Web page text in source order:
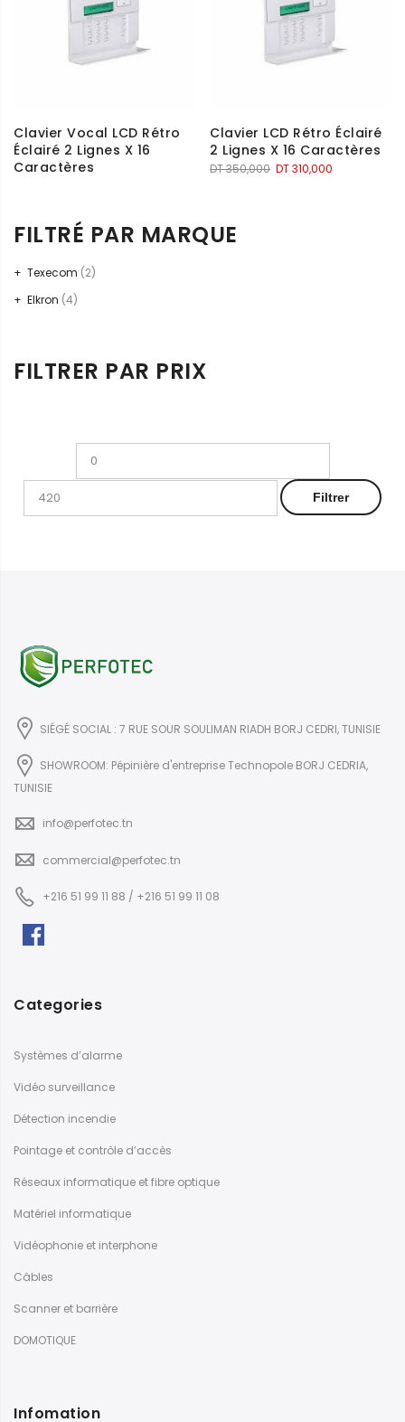
Clavier Vocal LCD Rétro
Éclairé 2 Lignes X 16
Caractères
Clavier LCD Rétro Éclairé
2 Lignes X 16 Caractères
DT350,000 Le
DT310,000
FILTRÉ PAR MARQUE
Texecom (2)
Elkron (4)
FILTRER PAR PRIX
Filtrer
SIÉGÉ SOCIAL : 7 RUE SOUR SOULIMAN RIADH BORJ CEDRI, TUNISIE
SHOWROOM: Pépinière d'entreprise Technopole BORJ CEDRIA,
TUNISIE
info@perfotec.tn
commercial@perfotec.tn
+216 51 99 11 88 / +216 51 99 11 08
Categories
Systèmes d’alarme
Vidéo surveillance
Détection incendie
Pointage et contrôle d’accès
Réseaux informatique et fibre optique
Matériel informatique
Vidéophonie et interphone
Câbles
Scanner et barrière
DOMOTIQUE
Infomation